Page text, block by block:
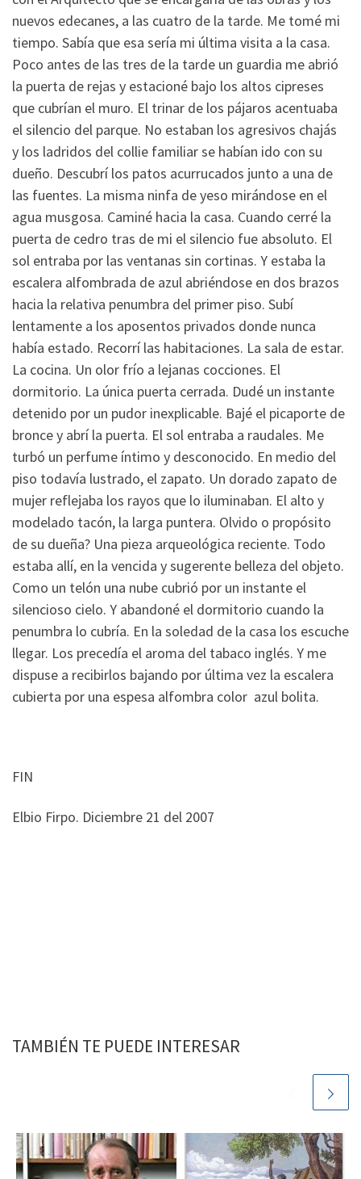
nuevos edecanes, a las cuatro de la tarde. Me tomé mi
tiempo. Sabía que esa sería mi última visita a la casa.
Poco antes de las tres de la tarde un guardia me abrió
la puerta de rejas y estacioné bajo los altos cipreses
que cubrían el muro. El trinar de los pájaros acentuaba
el silencio del parque. No estaban los agresivos chajás
y los ladridos del collie familiar se habían ido con su
dueño. Descubrí los patos acurrucados junto a una de
las fuentes. La misma ninfa de yeso mirándose en el
agua musgosa. Caminé hacia la casa. Cuando cerré la
puerta de cedro tras de mi el silencio fue absoluto. El
sol entraba por las ventanas sin cortinas. Y estaba la
escalera alfombrada de azul abriéndose en dos brazos
hacia la relativa penumbra del primer piso. Subí
lentamente a los aposentos privados donde nunca
había estado. Recorrí las habitaciones. La sala de estar.
La cocina. Un olor frío a lejanas cocciones. El
dormitorio. La única puerta cerrada. Dudé un instante
detenido por un pudor inexplicable. Bajé el picaporte de
bronce y abrí la puerta. El sol entraba a raudales. Me
turbó un perfume íntimo y desconocido. En medio del
piso todavía lustrado, el zapato. Un dorado zapato de
mujer reflejaba los rayos que lo iluminaban. El alto y
modelado tacón, la larga puntera. Olvido o propósito
de su dueña? Una pieza arqueológica reciente. Todo
estaba allí, en la vencida y sugerente belleza del objeto.
Como un telón una nube cubrió por un instante el
silencioso cielo. Y abandoné el dormitorio cuando la
penumbra lo cubría. En la soledad de la casa los escuche
llegar. Los precedía el aroma del tabaco inglés. Y me
dispuse a recibirlos bajando por última vez la escalera
cubierta por una espesa alfombra color azul bolita.
FIN
Elbio Firpo. Diciembre 21 del 2007
TAMBIÉN TE PUEDE INTERESAR